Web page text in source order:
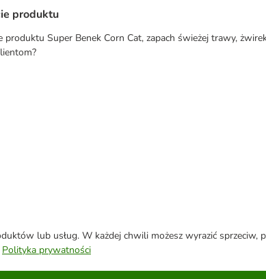
produktu
produktu Super Benek Corn Cat, zapach świeżej trawy,
lub usług. W każdej chwili możesz wyrazić sprzeciw,
Polityka prywatności